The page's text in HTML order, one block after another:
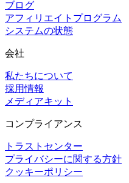
ブログ
アフィリエイトプログラム
システムの状態
会社
私たちについて
採用情報
メディアキット
コンプライアンス
トラストセンター
プライバシーに関する方針
クッキーポリシー